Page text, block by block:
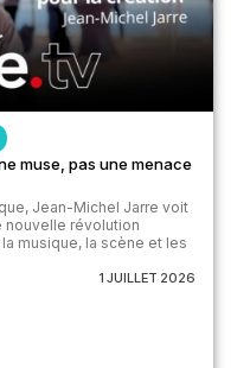
muse, pas une menace
Jean-Michel Jarre voit
nouvelle révolution
musique, la scène et les
1 JUILLET 2026